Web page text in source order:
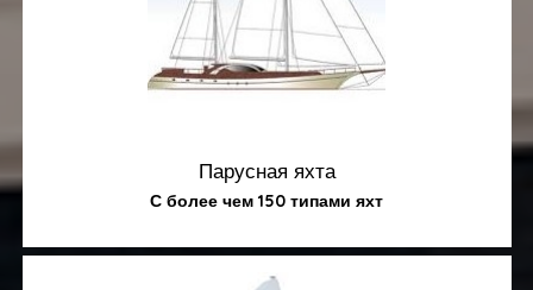
Парусная яхта
С более чем 150 типами яхт